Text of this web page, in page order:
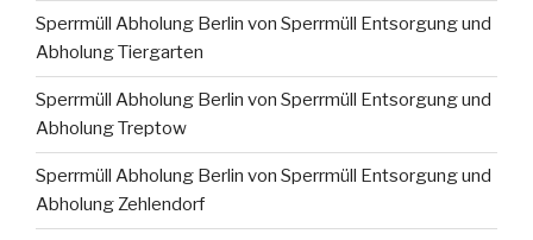
Sperrmüll Abholung Berlin von Sperrmüll Entsorgung und
Abholung Tiergarten
Sperrmüll Abholung Berlin von Sperrmüll Entsorgung und
Abholung Treptow
Sperrmüll Abholung Berlin von Sperrmüll Entsorgung und
Abholung Zehlendorf